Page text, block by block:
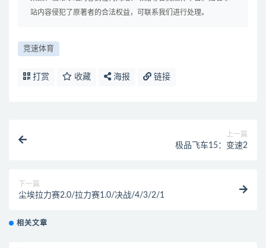
站内容侵犯了原著者的合法权益，可联系我们进行处理。
竞速体育
打赏 收藏 海报 链接
上一篇
极品飞车15：变速2
下一篇
尘埃拉力赛2.0/拉力赛1.0/决战/4/3/2/1
相关文章